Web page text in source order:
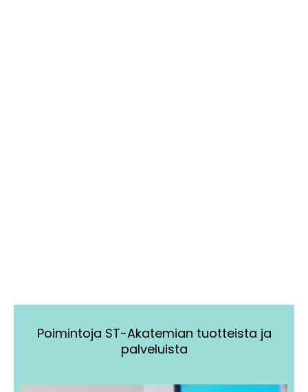
Poimintoja ST-Akatemian tuotteista ja
palveluista